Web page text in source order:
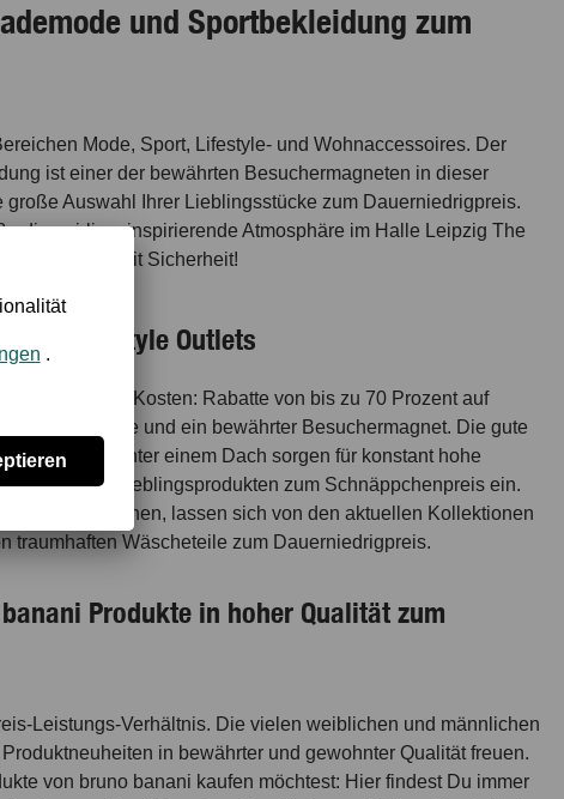
und Sportbekleidung zum
Mode, Sport, Lifestyle- und Wohnaccessoires. Der
ist einer der bewährten Besuchermagneten in dieser
Auswahl Ihrer Lieblingsstücke zum Dauerniedrigpreis.
die quirlige, inspirierende Atmosphäre im Halle Leipzig The
lohnt sich mit Sicherheit!
The Style Outlets
auf ihre Kosten: Rabatte von bis zu 70 Prozent auf
feste Größe und ein bewährter Besuchermagnet. Die gute
Marken unter einem Dach sorgen für konstant hohe
mit ihren Lieblingsprodukten zum Schnäppchenpreis ein.
lassen sich von den aktuellen Kollektionen
traumhaften Wäscheteile zum Dauerniedrigpreis.
Produkte in hoher Qualität zum
Leistungs-Verhältnis. Die vielen weiblichen und männlichen
in bewährter und gewohnter Qualität freuen.
von bruno banani kaufen möchtest: Hier findest Du immer